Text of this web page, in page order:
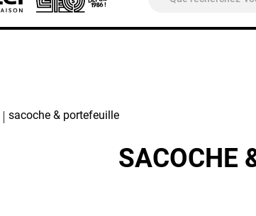
sacoche & portefeuille
SACOCHE